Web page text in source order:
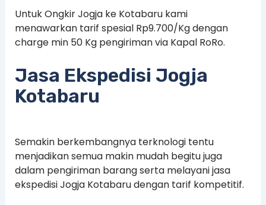
Untuk Ongkir Jogja ke Kotabaru kami
menawarkan tarif spesial Rp9.700/Kg dengan
charge min 50 Kg pengiriman via Kapal RoRo.
Jasa Ekspedisi Jogja
Kotabaru
Semakin berkembangnya terknologi tentu
menjadikan semua makin mudah begitu juga
dalam pengiriman barang serta melayani jasa
ekspedisi Jogja Kotabaru dengan tarif kompetitif.